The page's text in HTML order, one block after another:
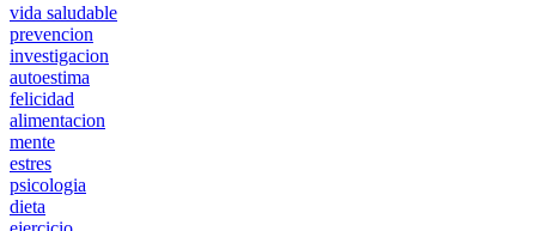
vida saludable
prevencion
investigacion
autoestima
felicidad
alimentacion
mente
estres
psicologia
dieta